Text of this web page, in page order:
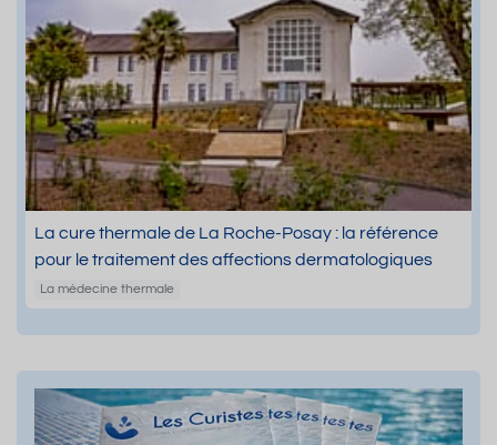
La cure thermale de La Roche-Posay : la référence
pour le traitement des affections dermatologiques
La médecine thermale